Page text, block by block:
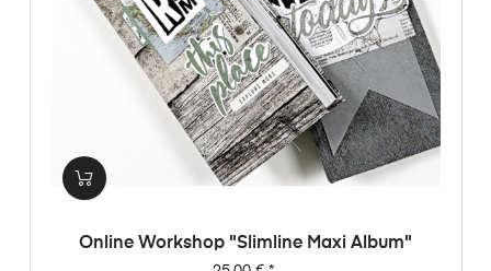
Online Workshop "Slimline Maxi Album"